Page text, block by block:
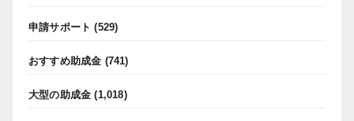
申請サポート (529)
おすすめ助成金 (741)
大型の助成金 (1,018)